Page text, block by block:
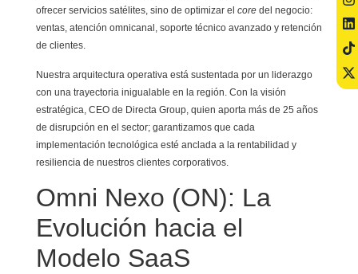
ofrecer servicios satélites, sino de optimizar el coredel negocio:
ventas, atención omnicanal, soporte técnico avanzado y retención
de clientes.
Nuestra arquitectura operativa está sustentada por un liderazgo
con una trayectoria inigualable en la región. Con la visión
estratégica, CEO de Directa Group, quien aporta más de 25 años
de disrupción en el sector; garantizamos que cada
implementación tecnológica esté anclada a la rentabilidad y
resiliencia de nuestros clientes corporativos.
Omni Nexo (ON): La
Evolución hacia el
Modelo SaaS